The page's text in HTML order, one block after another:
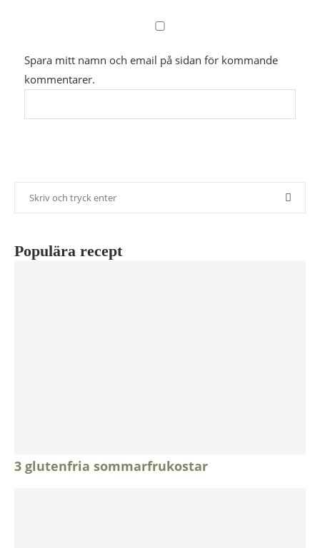
Spara mitt namn och email på sidan för kommande
kommentarer.
Populära recept
3 glutenfria sommarfrukostar